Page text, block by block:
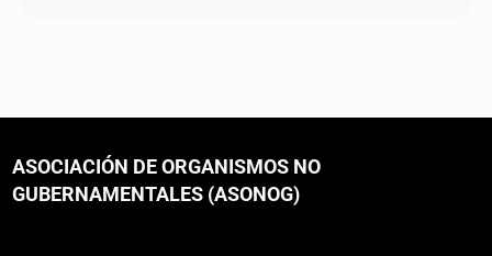
ASOCIACIÓN DE ORGANISMOS NO
GUBERNAMENTALES (ASONOG)